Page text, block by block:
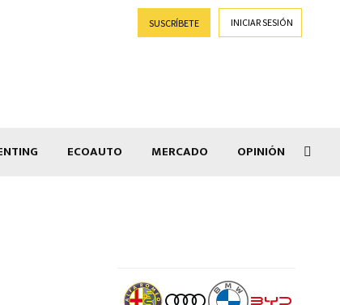
SUSCRÍBETE INICIAR SESIÓN
ECOAUTO MERCADO OPINIÓN